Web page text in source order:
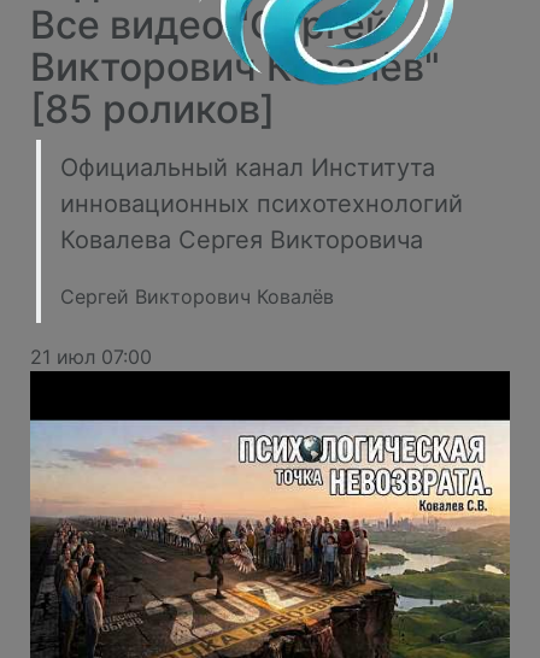
Все видео "Сергей
Викторович Ковалёв"
[85 роликов]
Официальный канал Института
инновационных психотехнологий
Ковалева Сергея Викторовича
Сергей Викторович Ковалёв
21 июл 07:00